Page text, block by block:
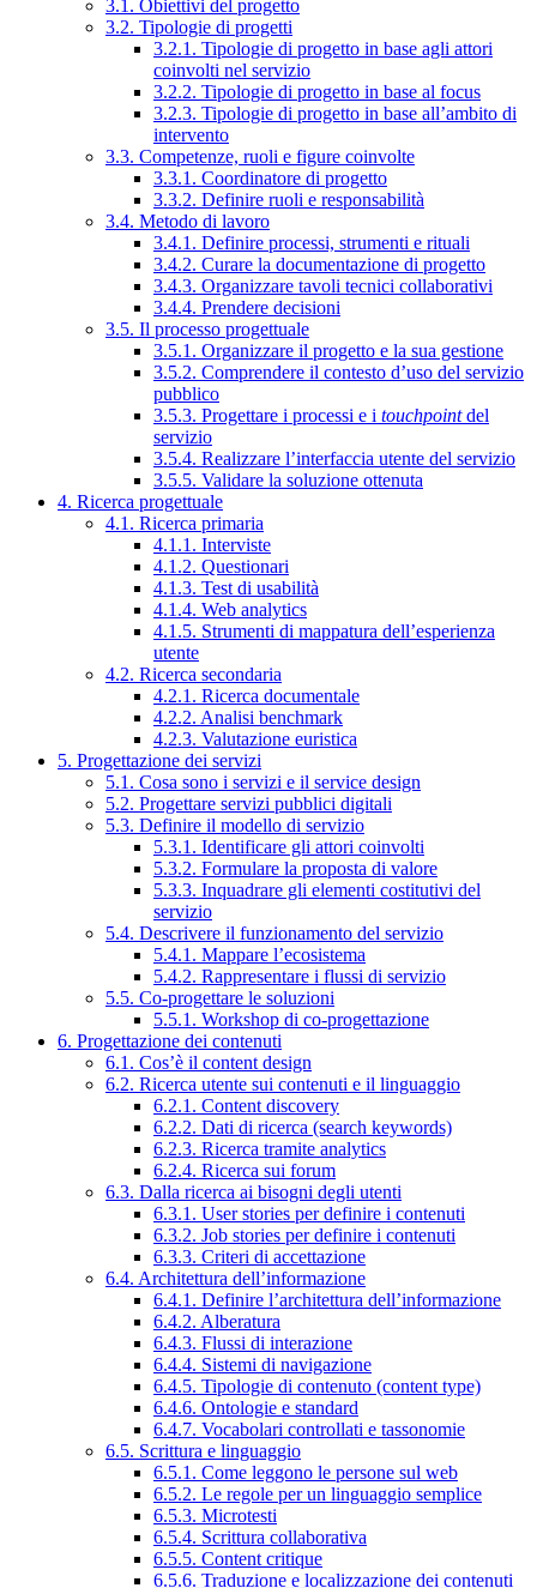
3.1. Obiettivi del progetto
3.2. Tipologie di progetti
3.2.1. Tipologie di progetto in base agli attori
coinvolti nel servizio
3.2.2. Tipologie di progetto in base al focus
3.2.3. Tipologie di progetto in base all’ambito di
intervento
3.3. Competenze, ruoli e figure coinvolte
3.3.1. Coordinatore di progetto
3.3.2. Definire ruoli e responsabilità
3.4. Metodo di lavoro
3.4.1. Definire processi, strumenti e rituali
3.4.2. Curare la documentazione di progetto
3.4.3. Organizzare tavoli tecnici collaborativi
3.4.4. Prendere decisioni
3.5. Il processo progettuale
3.5.1. Organizzare il progetto e la sua gestione
3.5.2. Comprendere il contesto d’uso del servizio
pubblico
3.5.3. Progettare i processi e i touchpointdel
servizio
3.5.4. Realizzare l’interfaccia utente del servizio
3.5.5. Validare la soluzione ottenuta
4. Ricerca progettuale
4.1. Ricerca primaria
4.1.1. Interviste
4.1.2. Questionari
4.1.3. Test di usabilità
4.1.4. Web analytics
4.1.5. Strumenti di mappatura dell’esperienza
utente
4.2. Ricerca secondaria
4.2.1. Ricerca documentale
4.2.2. Analisi benchmark
4.2.3. Valutazione euristica
5. Progettazione dei servizi
5.1. Cosa sono i servizi e il service design
5.2. Progettare servizi pubblici digitali
5.3. Definire il modello di servizio
5.3.1. Identificare gli attori coinvolti
5.3.2. Formulare la proposta di valore
5.3.3. Inquadrare gli elementi costitutivi del
servizio
5.4. Descrivere il funzionamento del servizio
5.4.1. Mappare l’ecosistema
5.4.2. Rappresentare i flussi di servizio
5.5. Co-progettare le soluzioni
5.5.1. Workshop di co-progettazione
6. Progettazione dei contenuti
6.1. Cos’è il content design
6.2. Ricerca utente sui contenuti e il linguaggio
6.2.1. Content discovery
6.2.2. Dati di ricerca (search keywords)
6.2.3. Ricerca tramite analytics
6.2.4. Ricerca sui forum
6.3. Dalla ricerca ai bisogni degli utenti
6.3.1. User stories per definire i contenuti
6.3.2. Job stories per definire i contenuti
6.3.3. Criteri di accettazione
6.4. Architettura dell’informazione
6.4.1. Definire l’architettura dell’informazione
6.4.2. Alberatura
6.4.3. Flussi di interazione
6.4.4. Sistemi di navigazione
6.4.5. Tipologie di contenuto (content type)
6.4.6. Ontologie e standard
6.4.7. Vocabolari controllati e tassonomie
6.5. Scrittura e linguaggio
6.5.1. Come leggono le persone sul web
6.5.2. Le regole per un linguaggio semplice
6.5.3. Microtesti
6.5.4. Scrittura collaborativa
6.5.5. Content critique
6.5.6. Traduzione e localizzazione dei contenuti